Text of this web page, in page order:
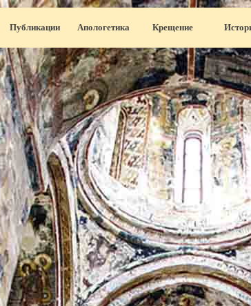
Публикации ▼
Апологетика ▼
Крещение ▼